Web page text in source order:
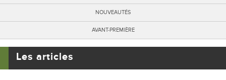
NOUVEAUTÉS
AVANT-PREMIÈRE
Les articles